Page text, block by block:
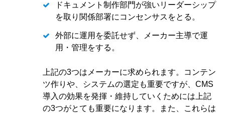
ドキュメント制作部門が強いリーダーシップ
を取り関係部署にコンセンサスをとる。
外部に運用を委託せず、メーカー主導で運
用・管理をする。
上記の3つはメーカーに求められます。コンテン
ツ作りや、システムの選定も重要ですが、CMS
導入の効果を発揮・維持していくためには上記
の3つがとても重要になります。また、これらは